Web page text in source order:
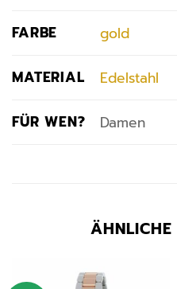
FARBE gold
MATERIAL Edelstahl
FÜR WEN? Damen